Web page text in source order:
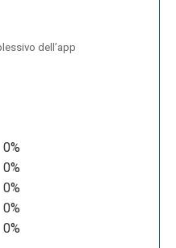
walls”, e si potrà
dell’app
0%
0%
0%
0%
0%